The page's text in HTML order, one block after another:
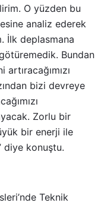
O yüzden bu
analiz ederek
İlk deplasmana
götüremedik. Bundan
bizi devreye
Zorlu bir
bir enerji ile
diye konuştu.
Teknik